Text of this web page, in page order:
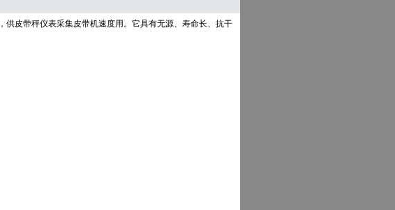
皮带秤仪表采集皮带机速度用。它具有无源、寿命长、抗干